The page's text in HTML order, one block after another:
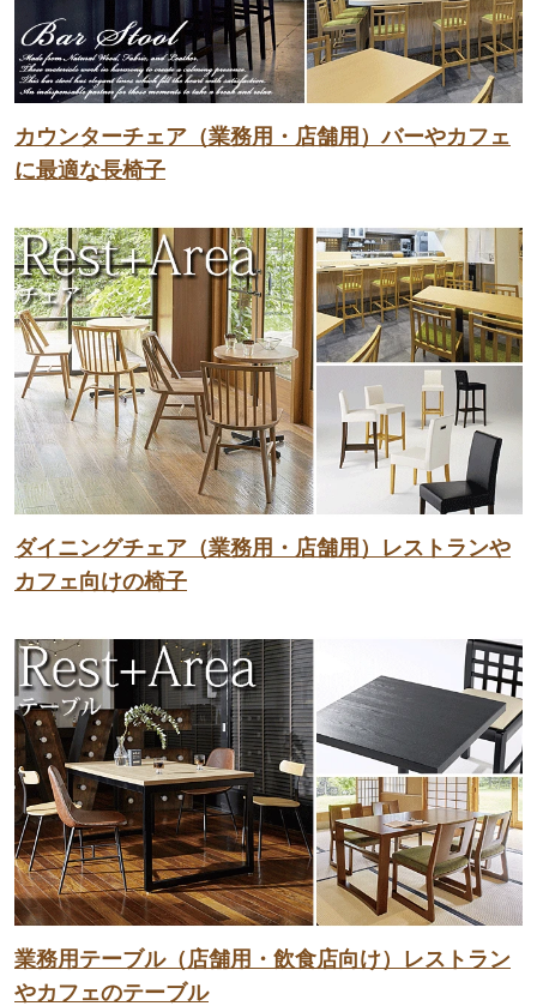
カウンターチェア（業務用・店舗用）バーやカフェ
に最適な長椅子
ダイニングチェア（業務用・店舗用）レストランや
カフェ向けの椅子
業務用テーブル（店舗用・飲食店向け）レストラン
やカフェのテーブル